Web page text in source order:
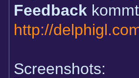
Feedback
http://
Screenshots: